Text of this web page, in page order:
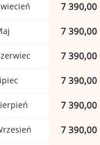
7 390,00
7 390,00
7 390,00
7 390,00
7 390,00
7 390,00